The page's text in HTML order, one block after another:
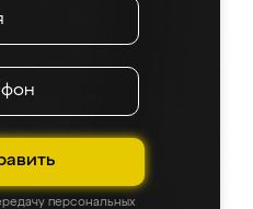
персональных